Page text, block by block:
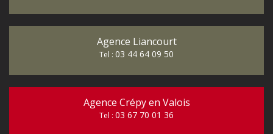
Agence Liancourt
Tel : 03 44 64 09 50
Agence Crépy en Valois
Tel : 03 67 70 01 36